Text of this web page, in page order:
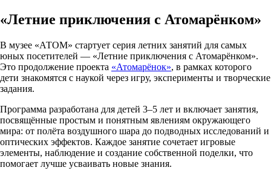
«Летние приключения с Атомарёнком»
В музее «АТОМ» стартует серия летних занятий для самых
юных посетителей — «Летние приключения с Атомарёнком».
Это продолжение проекта «Атомарёнок», в рамках которого
дети знакомятся с наукой через игру, эксперименты и творческие
задания.
Программа разработана для детей 3–5 лет и включает занятия,
посвящённые простым и понятным явлениям окружающего
мира: от полёта воздушного шара до подводных исследований и
оптических эффектов. Каждое занятие сочетает игровые
элементы, наблюдение и создание собственной поделки, что
помогает лучше усваивать новые знания.